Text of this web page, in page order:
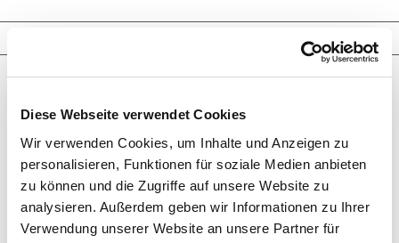
Diese Webseite verwendet Cookies
Wir verwenden Cookies, um Inhalte und Anzeigen zu
personalisieren, Funktionen für soziale Medien anbieten
zu können und die Zugriffe auf unsere Website zu
analysieren. Außerdem geben wir Informationen zu Ihrer
Verwendung unserer Website an unsere Partner für
• Goldschmiedemeister • Silberschmied
• Gemmologe • Diamantgutachter
• Schmuckdesigner
JUWELENSCHMIEDE
AM KOSTTOR 1
80331 MÜNCHEN, DEUTSCHLAND
Öffnungszeiten:
Mo. bis Fr. 11:00-18:30 Uhr